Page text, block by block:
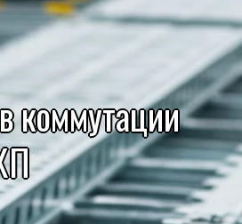
коммутации